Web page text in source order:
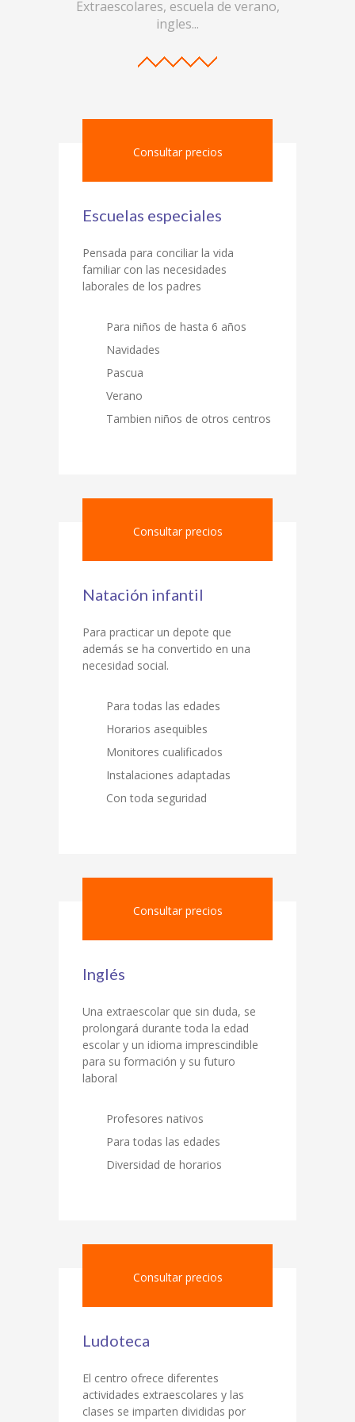
Extraescolares, escuela de verano,
ingles...
Consultar precios
Escuelas especiales
Pensada para conciliar la vida
familiar con las necesidades
laborales de los padres
Para niños de hasta 6 años
Navidades
Pascua
Verano
Tambien niños de otros centros
Consultar precios
Natación infantil
Para practicar un depote que
además se ha convertido en una
necesidad social.
Para todas las edades
Horarios asequibles
Monitores cualificados
Instalaciones adaptadas
Con toda seguridad
Consultar precios
Inglés
Una extraescolar que sin duda, se
prolongará durante toda la edad
escolar y un idioma imprescindible
para su formación y su futuro
laboral
Profesores nativos
Para todas las edades
Diversidad de horarios
Consultar precios
Ludoteca
El centro ofrece diferentes
actividades extraescolares y las
clases se imparten divididas por